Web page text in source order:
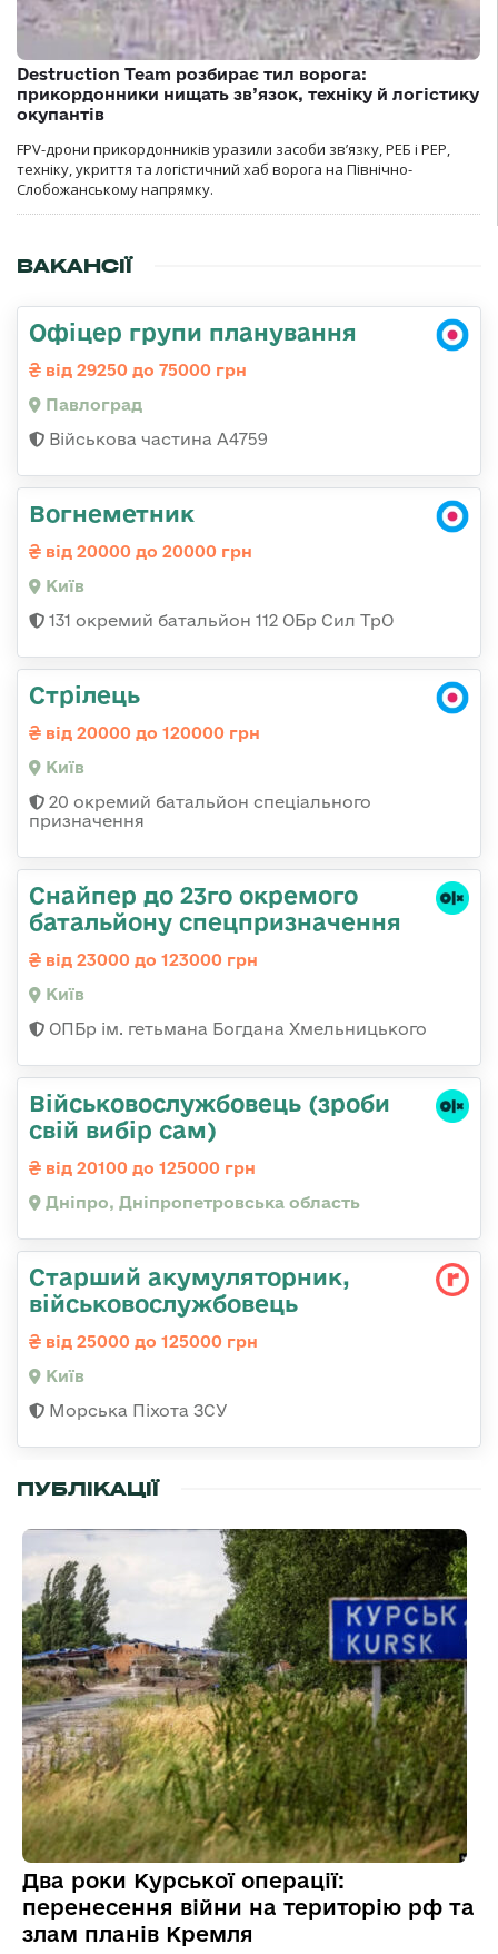
Destruction Team розбирає тил ворога:
прикордонники нищать зв’язок, техніку й логістику
окупантів
FPV-дрони прикордонників уразили засоби зв’язку, РЕБ і РЕР,
техніку, укриття та логістичний хаб ворога на Північно-
Слобожанському напрямку.
ВАКАНСІЇ
Офіцер групи планування
від 29250 до 75000 грн
Павлоград
Військова частина А4759
Вогнеметник
від 20000 до 20000 грн
Київ
131 окремий батальйон 112 ОБр Сил ТрО
Стрілець
від 20000 до 120000 грн
Київ
20 окремий батальйон спеціального
призначення
Снайпер до 23го окремого
батальйону спецпризначення
від 23000 до 123000 грн
Київ
ОПБр ім. гетьмана Богдана Хмельницького
Військовослужбовець (зроби
свій вибір сам)
від 20100 до 125000 грн
Дніпро, Дніпропетровська область
Старший акумуляторник,
військовослужбовець
від 25000 до 125000 грн
Київ
Морська Піхота ЗСУ
ПУБЛІКАЦІЇ
Два роки Курської операції:
перенесення війни на територію рф та
злам планів Кремля